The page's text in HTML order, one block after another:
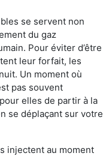
se servent non
du gaz
Pour éviter d’être
leur forfait, les
Un moment où
pas souvent
elles de partir à la
se déplaçant sur votre
injectent au moment